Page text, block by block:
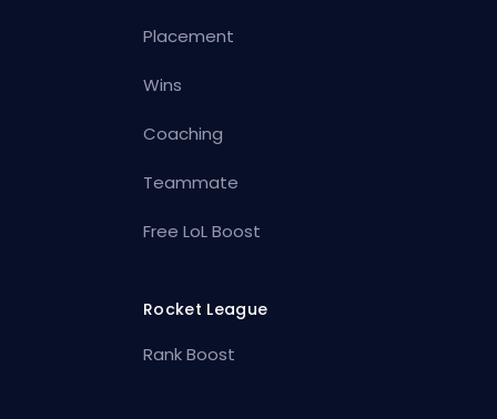
Placement
Wins
Coaching
Teammate
Free LoL Boost
Rocket League
Rank Boost